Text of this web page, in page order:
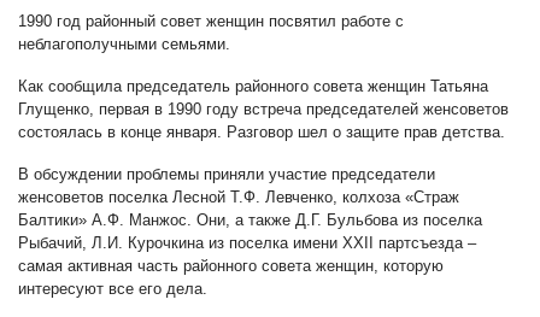
1990 год районный совет женщин посвятил работе с
неблагополучными семьями.
Как сообщила председатель районного совета женщин Татьяна
Глущенко, первая в 1990 году встреча председателей женсоветов
состоялась в конце января. Разговор шел о защите прав детства.
В обсуждении проблемы приняли участие председатели
женсоветов поселка Лесной Т.Ф. Левченко, колхоза «Страж
Балтики» А.Ф. Манжос. Они, а также Д.Г. Бульбова из поселка
Рыбачий, Л.И. Курочкина из поселка имени XXII партсъезда –
самая активная часть районного совета женщин, которую
интересуют все его дела.